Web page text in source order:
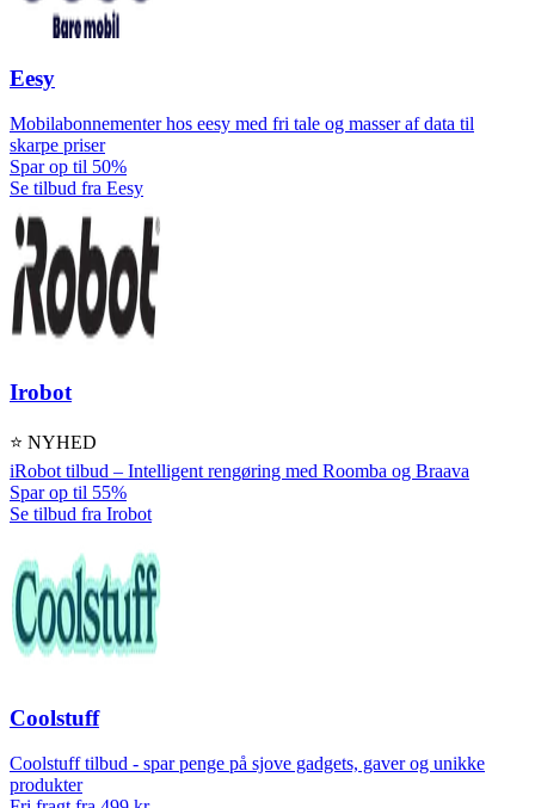
Eesy
Mobilabonnementer hos eesy med fri tale og masser af data til
skarpe priser
Spar op til 50%
Se tilbud fra Eesy
Irobot
⭐ NYHED
iRobot tilbud – Intelligent rengøring med Roomba og Braava
Spar op til 55%
Se tilbud fra Irobot
Coolstuff
Coolstuff tilbud - spar penge på sjove gadgets, gaver og unikke
produkter